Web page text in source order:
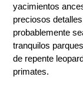
yacimientos
preciosos
probablemente
tranquilos
de repente
primates.